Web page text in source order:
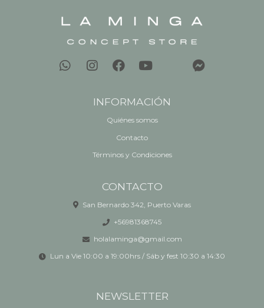
INFORMACIÓN
Quiénes somos
Contacto
Términos y Condiciones
CONTACTO
San Bernardo 342, Puerto Varas
+56981368745
holalaminga@gmail.com
Lun a Vie 10:00 a 19:00hrs / Sáb y fest 10:30 a 14:30
NEWSLETTER